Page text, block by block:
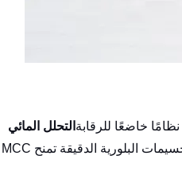
خاضعًا للرقابة التحلل المائي
عملية لإزالة مناطق السليلوز غير المتبلورة، مع ترك المناطق البلورية القوية فقط. هذه الجسيمات البلورية الدقيقة تمنح MCC